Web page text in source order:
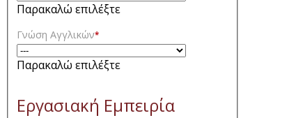
Παρακαλώ επιλέξτε
Γνώση Αγγλικών*
Παρακαλώ επιλέξτε
Εργασιακή Εμπειρία